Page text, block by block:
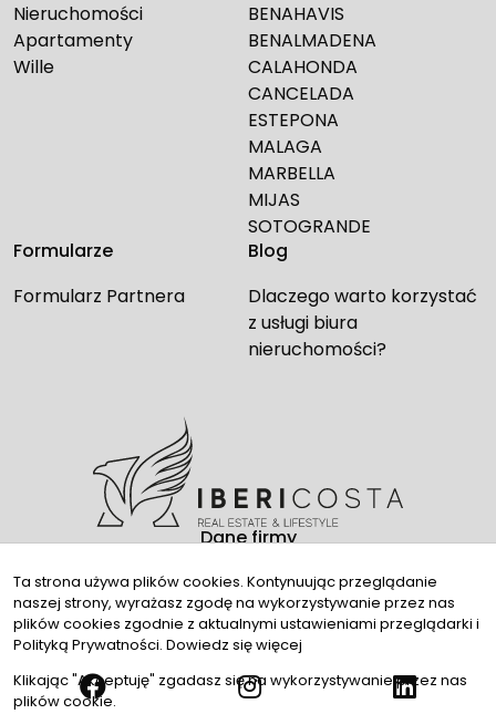
Nieruchomości
Apartamenty
Wille
BENAHAVIS
BENALMADENA
CALAHONDA
CANCELADA
ESTEPONA
MALAGA
MARBELLA
MIJAS
SOTOGRANDE
Formularze
Formularz Partnera
Blog
Dlaczego warto korzystać
z usługi biura
nieruchomości?
Dane firmy
Kontakt
Media społecznościowe
Ta strona używa plików cookies. Kontynuując przeglądanie
naszej strony, wyrażasz zgodę na wykorzystywanie przez nas
plików cookies zgodnie z aktualnymi ustawieniami przeglądarki i
Polityką Prywatności. Dowiedz się więcej
Klikając "Akceptuję" zgadasz się na wykorzystywanie przez nas
plików cookie.